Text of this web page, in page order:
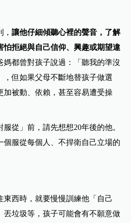
，讓他仔細傾聽心裡的聲音，了解
怕拒絕與自己信仰、興趣或期望違
媽都曾對孩子說過：「聽我的準沒
，但如果父母不斷地替孩子做選
加被動、依賴，甚至容易遭受操
從」前，請先想想20年後的他。
個服從每個人、不捍衛自己立場的
東西時，就要慢慢訓練他「自己
丟垃圾等，孩子可能會有不願意做